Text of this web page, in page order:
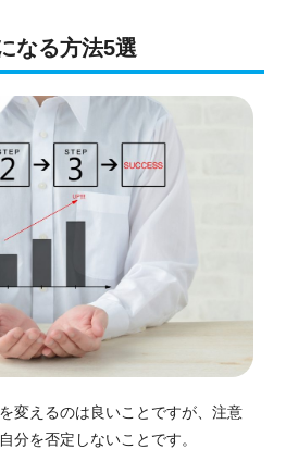
なる方法5選
変えるのは良いことですが、注意
分を否定しないことです。